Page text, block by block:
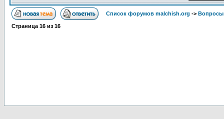
Список форумов malchish.org -> Вопросы
Страница 16 из 16